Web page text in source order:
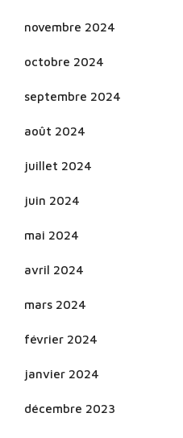
novembre 2024
octobre 2024
septembre 2024
août 2024
juillet 2024
juin 2024
mai 2024
avril 2024
mars 2024
février 2024
janvier 2024
décembre 2023